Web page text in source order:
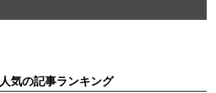
人気の記事ランキング